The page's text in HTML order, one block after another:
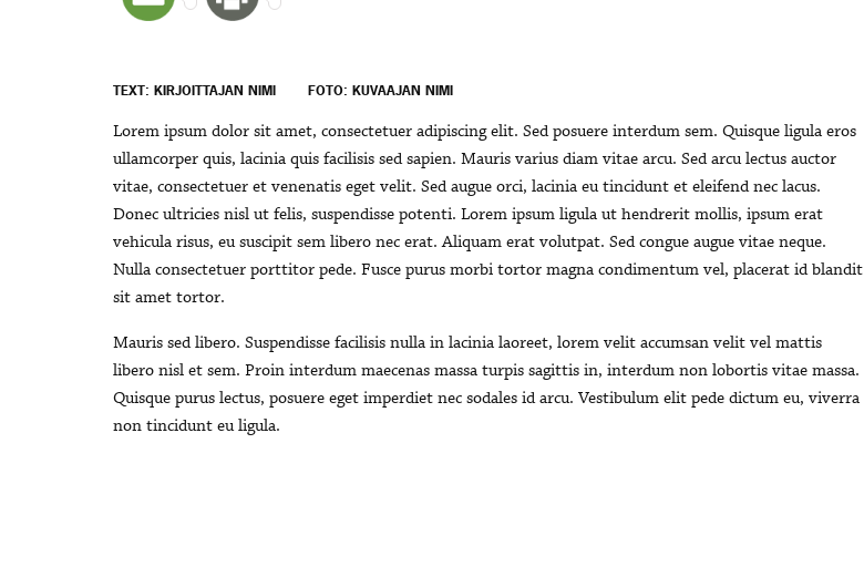
TEXT: KIRJOITTAJAN NIMI FOTO: KUVAAJAN NIMI
Lorem ipsum dolor sit amet, consectetuer adipiscing elit. Sed posuere interdum sem. Quisque ligula eros
ullamcorper quis, lacinia quis facilisis sed sapien. Mauris varius diam vitae arcu. Sed arcu lectus auctor
vitae, consectetuer et venenatis eget velit. Sed augue orci, lacinia eu tincidunt et eleifend nec lacus.
Donec ultricies nisl ut felis, suspendisse potenti. Lorem ipsum ligula ut hendrerit mollis, ipsum erat
vehicula risus, eu suscipit sem libero nec erat. Aliquam erat volutpat. Sed congue augue vitae neque.
Nulla consectetuer porttitor pede. Fusce purus morbi tortor magna condimentum vel, placerat id blandit
sit amet tortor.
Mauris sed libero. Suspendisse facilisis nulla in lacinia laoreet, lorem velit accumsan velit vel mattis
libero nisl et sem. Proin interdum maecenas massa turpis sagittis in, interdum non lobortis vitae massa.
Quisque purus lectus, posuere eget imperdiet nec sodales id arcu. Vestibulum elit pede dictum eu, viverra
non tincidunt eu ligula.